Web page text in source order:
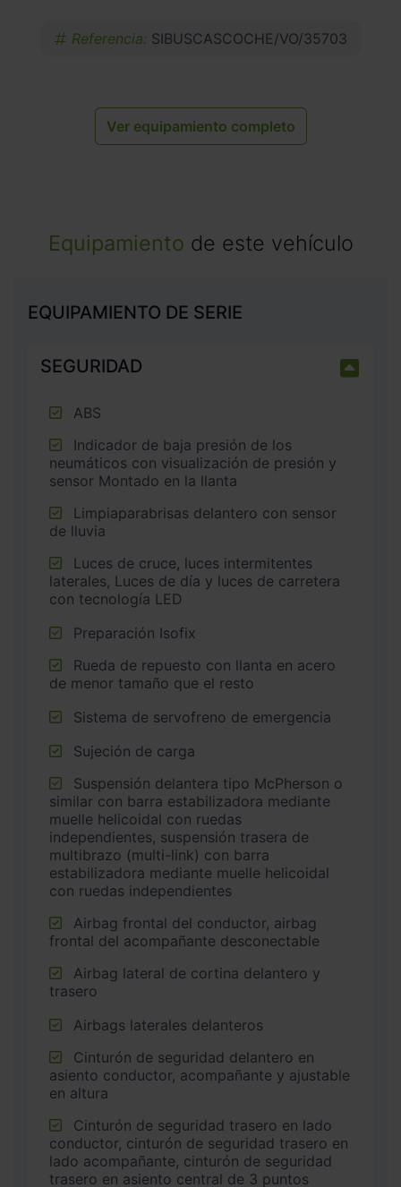
Referencia: SIBUSCASCOCHE/VO/35703
Ver equipamiento completo
Equipamiento de este vehículo
EQUIPAMIENTO DE SERIE
SEGURIDAD
ABS
neumáticos con visualización de presión y
sensor Montado en la llanta
de lluvia
laterales, Luces de día y luces de carretera
con tecnología LED
Preparación Isofix
de menor tamaño que el resto
Sistema de servofreno de emergencia
Sujeción de carga
similar con barra estabilizadora mediante
muelle helicoidal con ruedas
independientes, suspensión trasera de
multibrazo (multi-link) con barra
estabilizadora mediante muelle helicoidal
con ruedas independientes
frontal del acompañante desconectable
trasero
Airbags laterales delanteros
asiento conductor, acompañante y ajustable
en altura
conductor, cinturón de seguridad trasero en
lado acompañante, cinturón de seguridad
trasero en asiento central de 3 puntos